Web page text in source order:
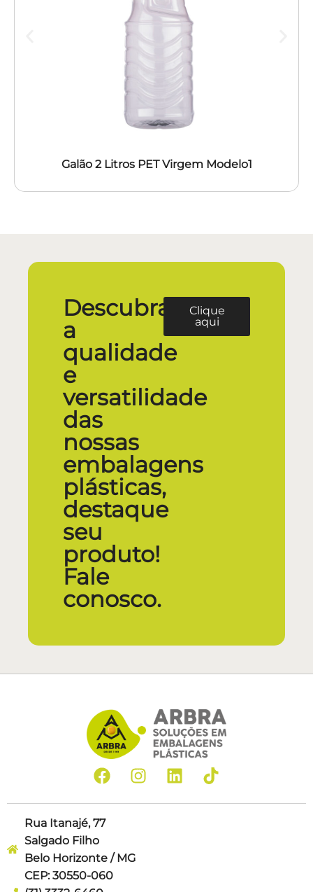
Galão 2 Litros PET Virgem Modelo1
Descubra
a
qualidade
e
versatilidade
das
nossas
embalagens
plásticas,
destaque
seu
produto!
Fale
conosco.
Clique
aqui
Rua Itanajé, 77
Salgado Filho
Belo Horizonte / MG
CEP: 30550-060